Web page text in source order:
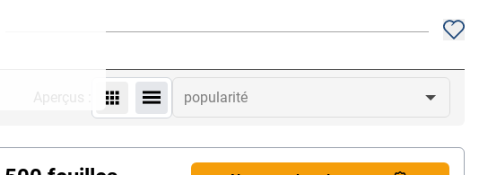
Aperçus :